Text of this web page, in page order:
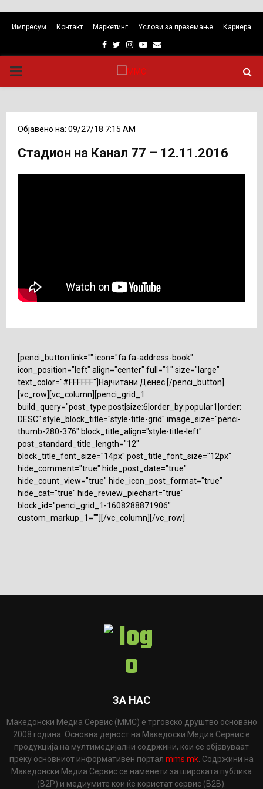
Импресум Контакт Маркетинг Услови за преземање Кариера
Facebook
TwitterInstagram
Youtube
Email
PRIMARY
Објавено на: 09/27/18 7:15 AM
Стадион на Канал 77 – 12.11.2016
[penci_button link="" icon="fa fa-address-book"
icon_position="left" align="center" full="1" size="large"
text_color="#FFFFFF"]Најчитани Денес [/penci_button]
[vc_row][vc_column][penci_grid_1
build_query="post_type:post|size:6|order_by:popular1|order:
DESC" style_block_title="style-title-grid" image_size="penci-
thumb-280-376" block_title_align="style-title-left"
post_standard_title_length="12"
block_title_font_size="14px" post_title_font_size="12px"
hide_comment="true" hide_post_date="true"
hide_count_view="true" hide_icon_post_format="true"
hide_cat="true" hide_review_piechart="true"
block_id="penci_grid_1-1608288871906"
custom_markup_1=""][/vc_column][/vc_row]
ЗА НАС
Македонски Медиа Сервис (ММС) е трговско друштво основано
2008 година. Основна дејност на Македоски Медиа Сервис е
продукција на мултимедијални содржини, кои се објавуваат
преку основниот информативен портал mms.mk . Содржини на
Македонски Медиа Сервис се наменети за широката публика
(B2P) и медиумите кои ќе користат сервис (B2B).